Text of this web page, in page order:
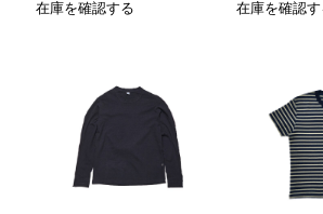
在庫を確認する
在庫を確認す